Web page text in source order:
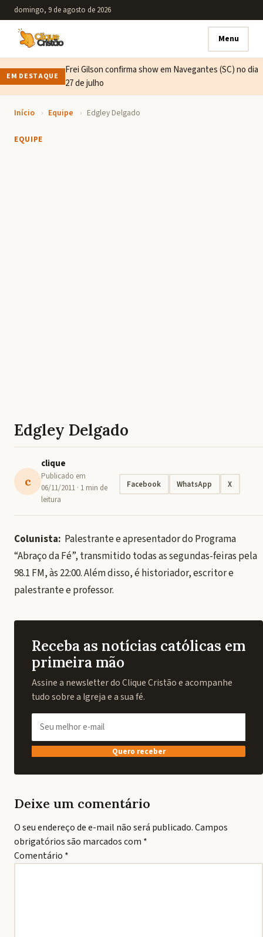
domingo, 9 de agosto de 2026
Menu
EM DESTAQUE
Frei Gilson confirma show em Navegantes (SC) no dia
27 de julho
Início › Equipe › Edgley Delgado
EQUIPE
Edgley Delgado
c
clique
Publicado em
06/11/2011 · 1 min de
leitura
Facebook WhatsApp X
Colunista: Palestrante e apresentador do Programa
“Abraço da Fé”, transmitido todas as segundas-feiras pela
98.1 FM, às 22:00. Além disso, é historiador, escritor e
palestrante e professor.
Receba as notícias católicas em
primeira mão
Assine a newsletter do Clique Cristão e acompanhe
tudo sobre a Igreja e a sua fé.
Quero receber
Deixe um comentário
O seu endereço de e-mail não será publicado.Campos
obrigatórios são marcados com *
Comentário *